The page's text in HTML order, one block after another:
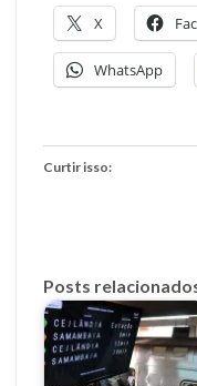
X
WhatsApp
Curtir isso:
Posts